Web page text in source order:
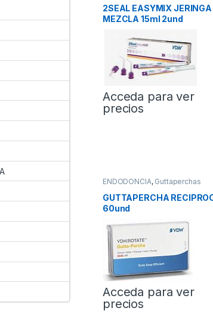
2SEAL EASYMIX JERINGA
MEZCLA 15ml 2und
Acceda para ver
precios
ENDODONCIA, Guttaperchas
GUTTAPERCHA
60und
Acceda para ver
precios